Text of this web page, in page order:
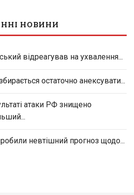
НОВИНИ
відреагував на ухвалення...
остаточно анексувати...
атаки РФ знищено
невтішний прогноз щодо...